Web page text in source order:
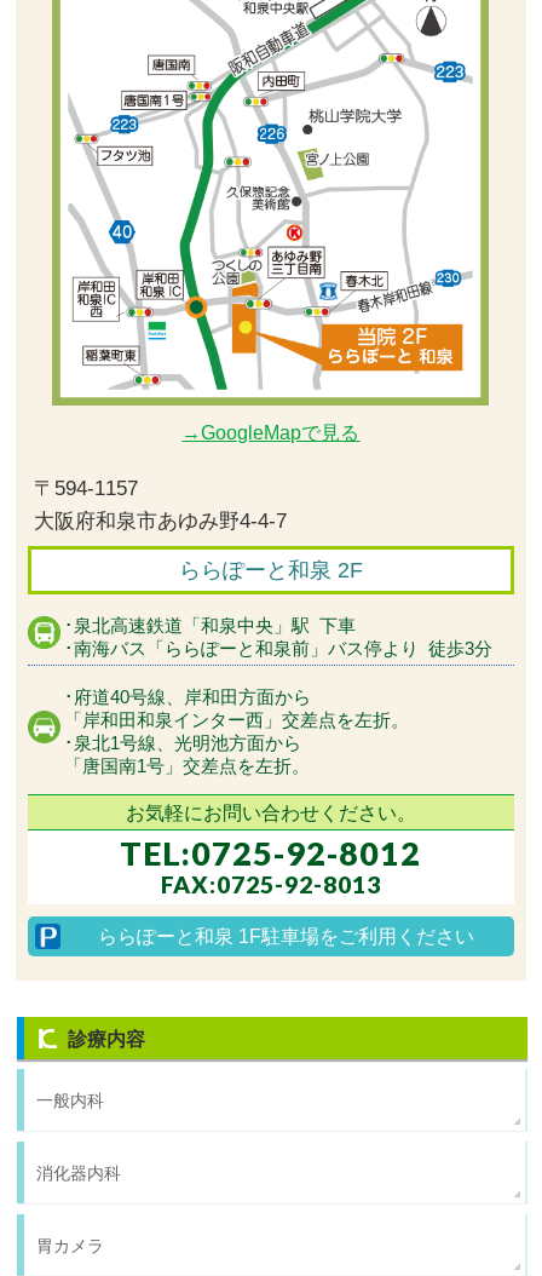
→GoogleMapで見る
〒594-1157
大阪府和泉市あゆみ野4-4-7
ららぽーと和泉 2F
･泉北高速鉄道 「和泉中央」駅下車
･南海バス
「ららぽーと和泉前」バス停より 徒歩3分
･府道40号線、岸和田方面から
「岸和田和泉インター西」交差点を左折。
･泉北1号線、光明池方面から
「唐国南1号」交差点を左折。
お気軽にお問い合わせください。
TEL:0725-92-8012
FAX:0725-92-8013
ららぽーと和泉 1F駐車場をご利用ください
診療内容
一般内科
消化器内科
胃カメラ